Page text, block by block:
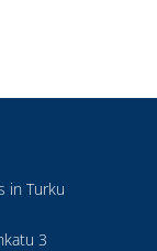
in Turku
3